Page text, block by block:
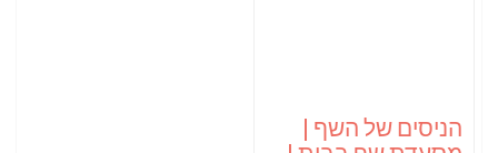
הניסים של השף |